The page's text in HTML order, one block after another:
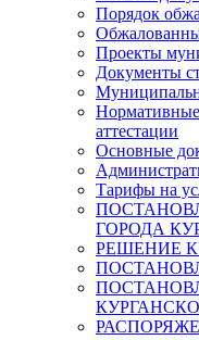
Порядок
Проекты
Документы
аттестации
Основные
Тарифы на
ГОРОДА
РЕШЕНИЕ